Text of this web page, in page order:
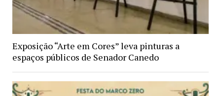
Exposição “Arte em Cores” leva pinturas a
espaços públicos de Senador Canedo